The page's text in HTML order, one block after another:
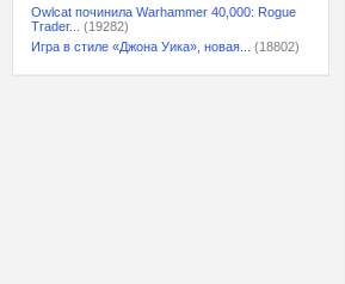
Owlcat починила Warhammer 40,000: Rogue
Trader...
(19282)
Игра в стиле «Джона Уика», новая...
(18802)